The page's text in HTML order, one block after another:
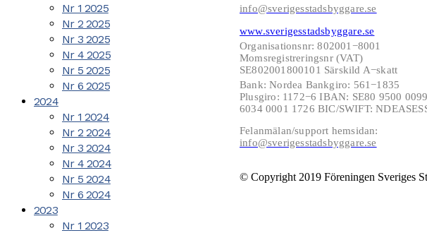
Nr 1 2025
Nr 2 2025
Nr 3 2025
Nr 4 2025
Nr 5 2025
Nr 6 2025
2024
Nr 1 2024
Nr 2 2024
Nr 3 2024
Nr 4 2024
Nr 5 2024
Nr 6 2024
2023
Nr 1 2023
info@sverigesstadsbyggare.se
www.sverigesstadsbyggare.se
Organisationsnr: 802001−8001
Momsregistreringsnr (VAT)
SE802001800101 Särskild A−skatt
Bank: Nordea Bankgiro: 561−1835
Plusgiro: 1172−6 IBAN: SE80 9500 0099
6034 0001 1726 BIC/SWIFT:
Felanmälan/support hemsidan:
info@sverigesstadsbyggare.se
© Copyright 2019 Föreningen Sveriges